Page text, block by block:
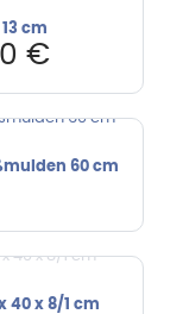
cm
€
60 cm
40 x 8/1 cm